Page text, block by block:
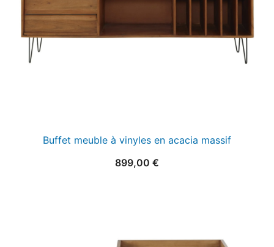
Buffet meuble à vinyles en acacia massif
899,00 €